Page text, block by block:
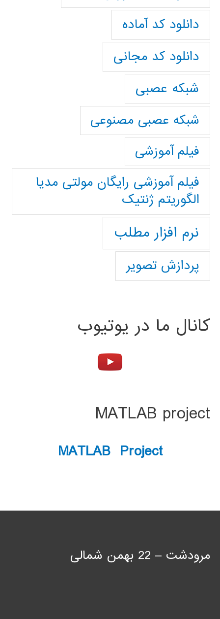
دانلود کد آماده
دانلود کد مجانی
شبکه عصبی
شبکه عصبی مصنوعی
فیلم آموزشی
فیلم آموزشی رایگان مولتی مدیا
الگوریتم ژنتیک
نرم افزار مطلب
پردازش تصویر
کانال ما در یوتیوب
MATLAB project
MATLAB Project
مرودشت – 22 بهمن شمالی